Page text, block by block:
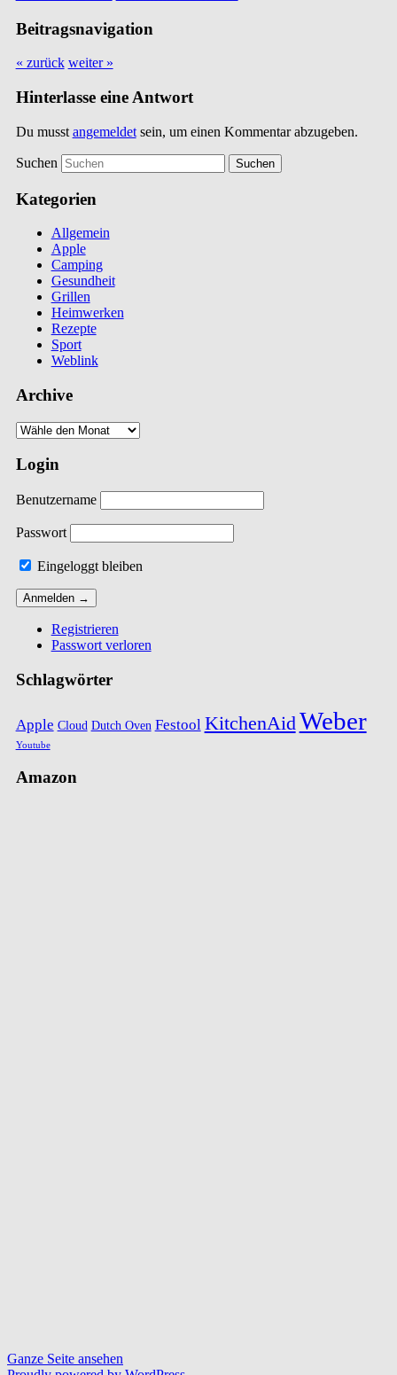
Beitragsnavigation
« zurück weiter »
Hinterlasse eine Antwort
Du musst angemeldetsein, um einen Kommentar abzugeben.
Suchen
Kategorien
Allgemein
Apple
Camping
Gesundheit
Grillen
Heimwerken
Rezepte
Sport
Weblink
Archive
Login
Benutzername
Passwort
Eingeloggt bleiben
Registrieren
Passwort verloren
Schlagwörter
Apple Cloud Dutch Oven Festool KitchenAid Weber
Youtube
Amazon
Ganze Seite ansehen